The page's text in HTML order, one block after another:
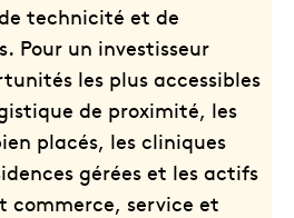
technicité et de
Pour un investisseur
les plus accessibles
de proximité, les
placés, les cliniques
gérées et les actifs
commerce, service et